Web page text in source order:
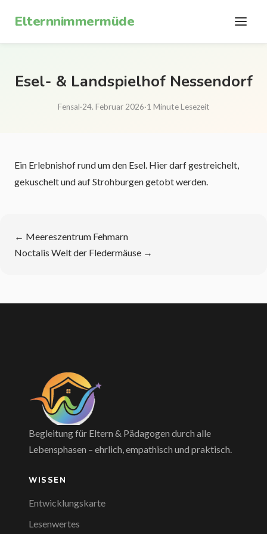
Elternnimmermüde
Esel- & Landspielhof Nessendorf
Fensal·24. Februar 2026·1 Minute Lesezeit
Ein Erlebnishof rund um den Esel. Hier darf gestreichelt,
gekuschelt und auf Strohburgen getobt werden.
← Meereszentrum Fehmarn
Noctalis Welt der Fledermäuse →
Begleitung für Eltern & Pädagogen durch alle
Lebensphasen – ehrlich, empathisch und praktisch.
WISSEN
Entwicklungskarte
Lesenwertes